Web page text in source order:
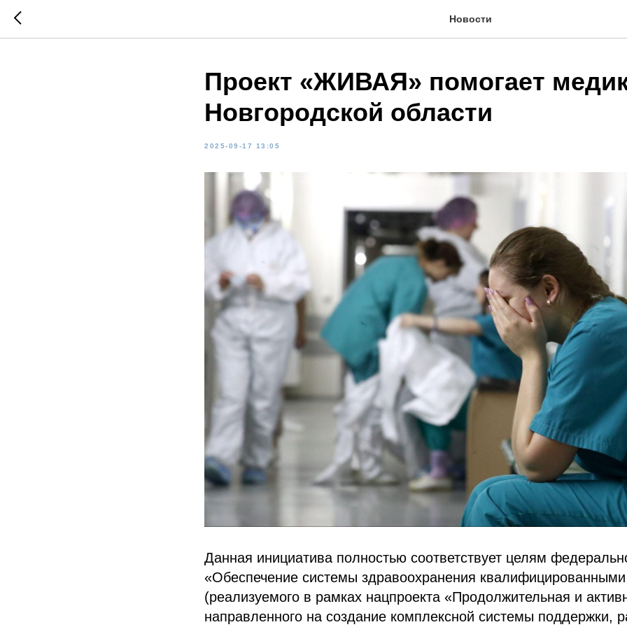
Новости
Проект «ЖИВАЯ» помогает
Новгородской области
2025-09-17 13:05
Данная инициатива полностью соответствует целям
«Обеспечение системы здравоохранения
(реализуемого в рамках нацпроекта «Продолжительная и
направленного на создание комплексной системы поддержки,